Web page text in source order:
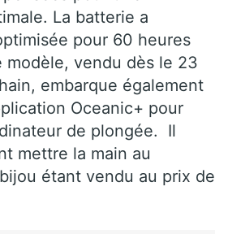
La batterie a
pour 60 heures
modèle, vendu dès le 23
embarque également
Oceanic+ pour
de plongée. Il
mettre la main au
étant vendu au prix de